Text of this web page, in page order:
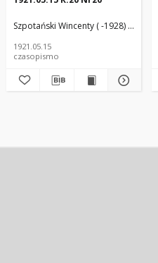
Szpotański Wincenty ( -1928) (Red.)
1921.05.15
czasopismo